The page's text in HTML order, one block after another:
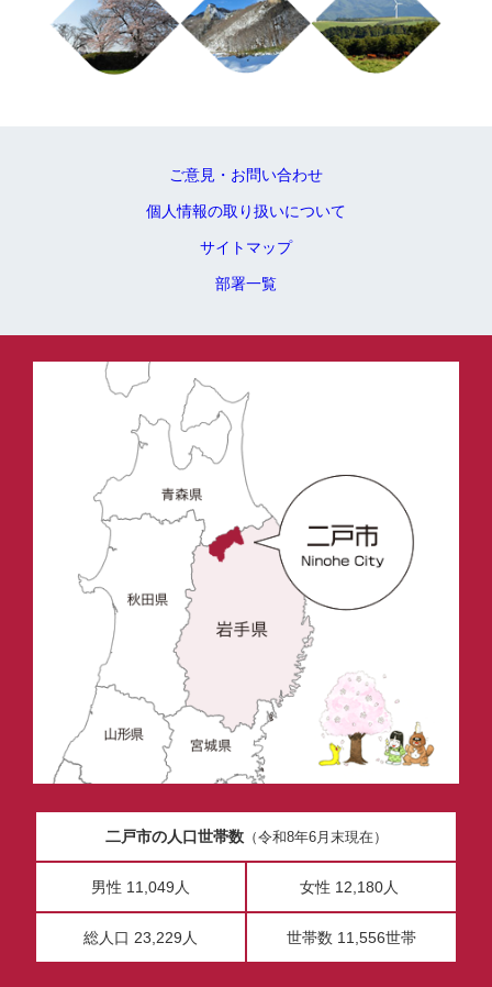
ご意見・お問い合わせ
個人情報の取り扱いについて
サイトマップ
部署一覧
二戸市の人口世帯数（令和8年6月末現在）
男性 11,049人 女性 12,180人
総人口 23,229人 世帯数 11,556世帯